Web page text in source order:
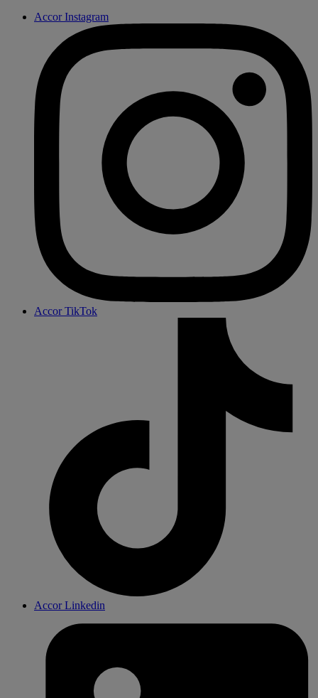
Accor Instagram
Accor TikTok
Accor Linkedin